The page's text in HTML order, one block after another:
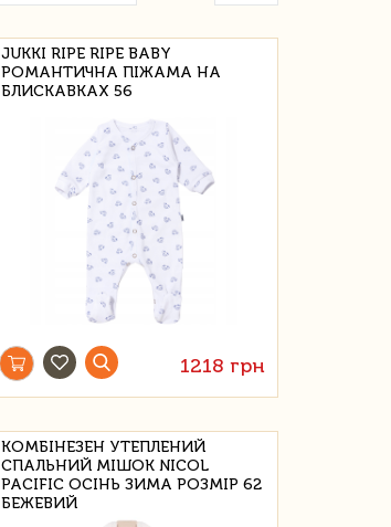
JUKKI RIPE RIPE BABY
РОМАНТИЧНА ПІЖАМА НА
БЛИСКАВКАХ 56
1218 грн
КОМБІНЕЗЕН УТЕПЛЕНИЙ
СПАЛЬНИЙ МІШОК NICOL
PACIFIC ОСІНЬ ЗИМА РОЗМІР 62
БЕЖЕВИЙ